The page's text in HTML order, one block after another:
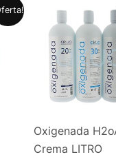
Este
producto
múltiples
variantes.
pueden
Oxigenada
Crema LITRO
precio
original
era:
5,99 €.
es: